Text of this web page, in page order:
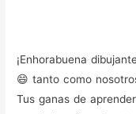
¡Enhorabuena
😄 tanto como
Tus ganas de